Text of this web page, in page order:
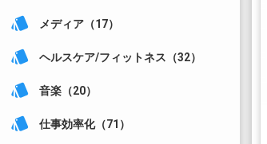
style メディア（17）
style ヘルスケア/フィットネス（32）
style 音楽（20）
style 仕事効率化（71）